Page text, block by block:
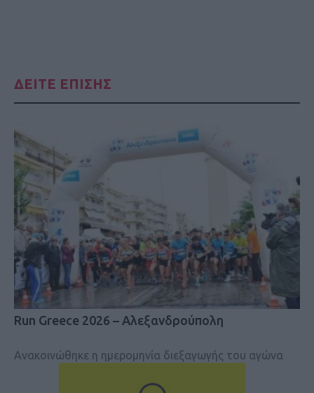
ΔΕΙΤΕ ΕΠΙΣΗΣ
Run Greece 2026 – Αλεξανδρούπολη
Ανακοινώθηκε η ημερομηνία διεξαγωγής του αγώνα